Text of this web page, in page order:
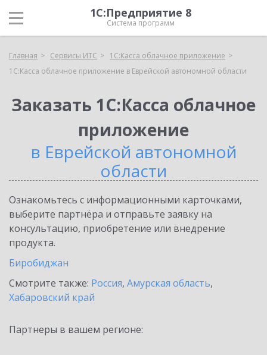
1С:Предприятие 8
Система программ
Главная Сервисы ИТС
1С:Касса облачное приложение
1С:Касса облачное приложение в Еврейской автономной области
Заказать 1С:Касса облачное
приложение
в Еврейской автономной
области
Ознакомьтесь с информационными карточками,
выберите партнёра и отправьте заявку на
консультацию, приобретение или внедрение
продукта.
Биробиджан
Смотрите также: Россия, Амурская область,
Хабаровский край
Партнеры в вашем регионе: